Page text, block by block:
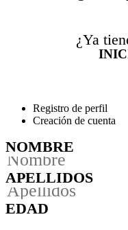
¿Ya
Registro de perfil
Creación de cuenta
NOMBRE
APELLIDOS
EDAD